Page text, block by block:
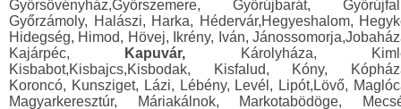
Győrsövényház,Győrszemere, Győrújbarát,
Győrzámoly, Halászi, Harka, Hédervár,Hegyeshalom,
Hidegség, Himod, Hövej, Ikrény, Iván,
Kajárpéc,
Kapuvár,
Károlyháza,
Kisbabot,Kisbajcs,Kisbodak, Kisfalud, Kóny,
Koroncó, Kunsziget, Lázi, Lébény, Levél, Lipót,Lövő,
Magyarkeresztúr, Máriakálnok, Markotabödöge,